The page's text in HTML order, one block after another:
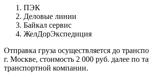
ПЭК
Деловые линии
Байкал сервис
ЖелДорЭкспедиция
Отправка груза осуществляется до
г. Москве, стоимость 2 000 руб. далее по
транспортной компании.